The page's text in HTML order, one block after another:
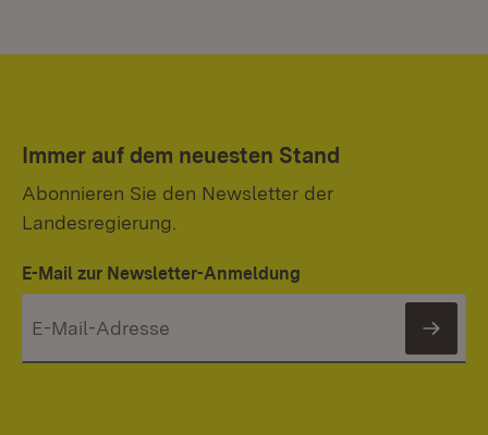
Immer auf dem neuesten Stand
Abonnieren Sie den Newsletter der
Landesregierung.
E-Mail zur Newsletter-Anmeldung